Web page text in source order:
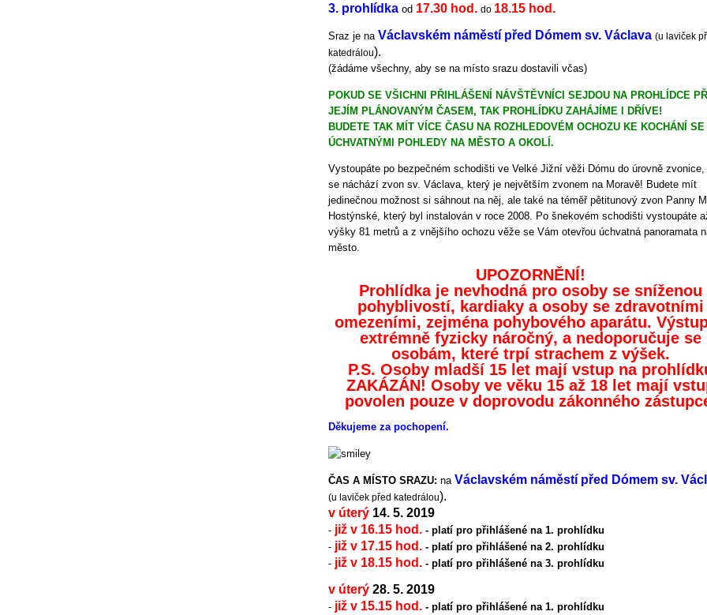
3. prohlídkaod17.30 hod. do 18.15 hod.
Sraz je na Václavském náměstí před Dómem sv. Václava (u laviček
katedrálou).
(žádáme všechny, aby se na místo srazu dostavili včas)
POKUD SE VŠICHNI PŘIHLÁŠENÍ NÁVŠTĚVNÍCI SEJDOU NA PROHLÍDCE
JEJÍM PLÁNOVANÝM ČASEM, TAK PROHLÍDKU ZAHÁJÍME I DŘÍVE!
BUDETE TAK MÍT VÍCE ČASU NA ROZHLEDOVÉM OCHOZU KE KOCHÁNÍ SE
ÚCHVATNÝMI POHLEDY NA MĚSTO A OKOLÍ.
Vystoupáte po bezpečném schodišti ve Velké Jižní věži Dómu do úrovně zvonice,
se náchází zvon sv. Václava, který je největším zvonem na Moravě! Budete mít
jedinečnou možnost si sáhnout na něj, ale také na téměř pětitunový zvon Panny
Hostýnské, který byl instalován v roce 2008. Po šnekovém schodišti vystoupáte
výšky 81 metrů a z vnějšího ochozu věže se Vám otevřou úchvatná panoramata
město.
UPOZORNĚNÍ!
Prohlídka je nevhodná pro osoby se sníženou
pohyblivostí, kardiaky a osoby se zdravotními
omezeními, zejména pohybového aparátu.
extrémně fyzicky náročný, a nedoporučuje se
osobám, které trpí strachem z výšek.
P.S. Osoby mladší 15 let mají vstup na
ZAKÁZÁN! Osoby ve věku 15 až 18 let mají
povolen pouze v doprovodu zákonného
Děkujeme za pochopení.
ČAS A MÍSTO SRAZU: na Václavském náměstí před Dómem sv.
(u laviček před katedrálou).
v úterý 14. 5. 2019
- již v 16.15 hod. - platí pro přihlášené na 1. prohlídku
- již v 17.15 hod. - platí pro přihlášené na 2. prohlídku
- již v 18.15 hod. - platí pro přihlášené na 3. prohlídku
v úterý 28. 5. 2019
- již v 15.15 hod. - platí pro přihlášené na 1. prohlídku